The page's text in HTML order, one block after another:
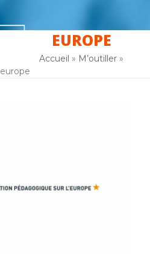
EUROPE
Accueil » M’outiller »
europe